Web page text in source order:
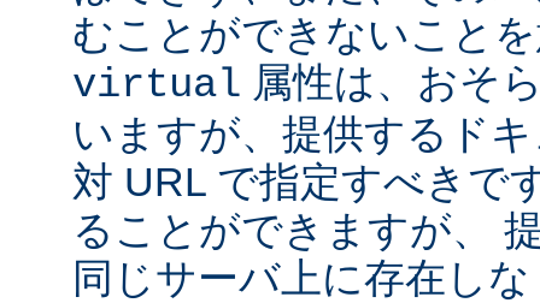
むことができないこと
virtual 属性は、おそ
いますが、提供するド
対 URL で指定すべきで
ることができますが、
同じサーバ上に存在し